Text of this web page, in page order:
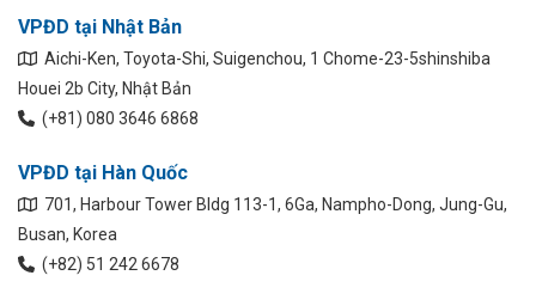
VPĐD tại Nhật Bản
Aichi-Ken, Toyota-Shi, Suigenchou, 1 Chome-23-5shinshiba
Houei 2b City, Nhật Bản
(+81) 080 3646 6868
VPĐD tại Hàn Quốc
701, Harbour Tower Bldg 113-1, 6Ga, Nampho-Dong, Jung-Gu,
Busan, Korea
(+82) 51 242 6678